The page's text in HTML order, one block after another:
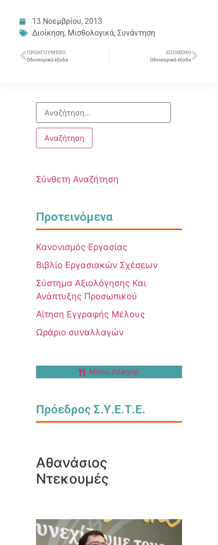
13 Νοεμβρίου, 2013
Διοίκηση, Μισθολογικά, Συνάντηση
ΠΡΟΗΓΟΎΜΕΝΟ
Οδοιπορικά έξοδα
ΕΠΌΜΕΝΟ
Οδοιπορικά έξοδα
Σύνθετη Αναζήτηση
Προτεινόμενα
Κανονισμός Εργασίας
Βιβλίο Εργασιακών Σχέσεων
Σύστημα Αξιολόγησης Και
Ανάπτυξης Προσωπικού
Αίτηση Εγγραφής Μέλους
Ωράριο συναλλαγών
Menu Λέσχης
Πρόεδρος Σ.Υ.Ε.Τ.Ε.
Αθανάσιος
Ντεκουμές